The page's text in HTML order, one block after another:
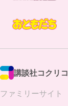
講談社コクリコ
ファミリーサイト